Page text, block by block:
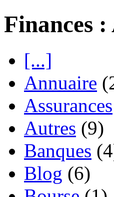
Finances
[...]
Annuaire
Assurances
Autres (9)
Banques
Blog (6)